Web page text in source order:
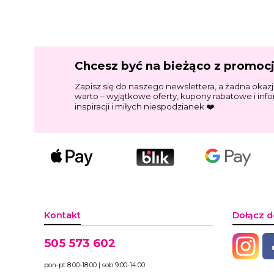
Chcesz być na bieżąco z
Zapisz się do naszego newslettera, a żadna
warto – wyjątkowe oferty, kupony rabatowe i
inspiracji i miłych niespodzianek ❤️
Kontakt
505 573 602
pon-pt 8:00-18:00 | sob 9:00-14:00
Dołącz